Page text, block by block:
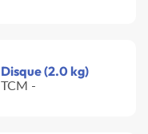
Disque (2.0 kg)
TCM -